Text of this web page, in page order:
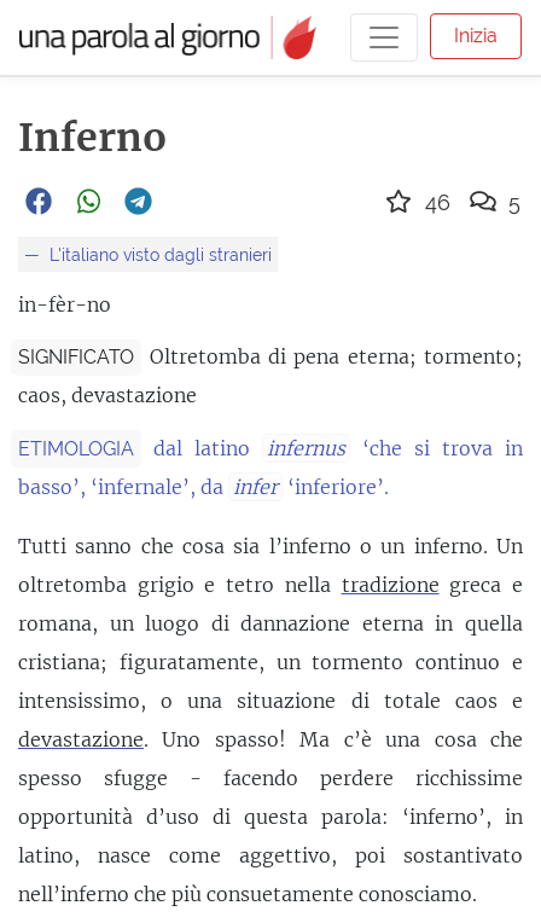
Inizia
Inferno
L'italiano visto dagli stranieri
in-fèr-no
SIGNIFICATO
Oltretomba di pena eterna; tormento;
caos, devastazione
ETIMOLOGIA dal latino infernus
‘che si trova in
basso’, ‘infernale’, da infer ‘inferiore’.
Tutti sanno che cosa sia l’inferno o un inferno. Un
oltretomba grigio e tetro nella tradizione greca e
romana, un luogo di dannazione eterna in quella
cristiana; figuratamente, un tormento continuo e
intensissimo, o una situazione di totale caos e
devastazione. Uno spasso! Ma c’è una cosa che
spesso sfugge - facendo perdere ricchissime
opportunità d’uso di questa parola: ‘inferno’, in
latino, nasce come aggettivo, poi sostantivato
nell’inferno che più consuetamente conosciamo.
46 5